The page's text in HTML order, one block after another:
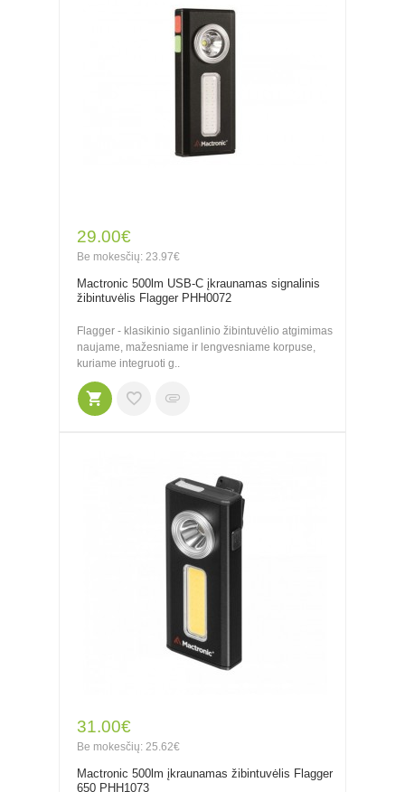
29.00€
Be mokesčių: 23.97€
Mactronic 500lm USB-C įkraunamas signalinis
žibintuvėlis Flagger PHH0072
Flagger - klasikinio siganlinio žibintuvėlio atgimimas
naujame, mažesniame ir lengvesniame korpuse,
kuriame integruoti g..
31.00€
Be mokesčių: 25.62€
Mactronic 500lm įkraunamas žibintuvėlis Flagger
650 PHH1073